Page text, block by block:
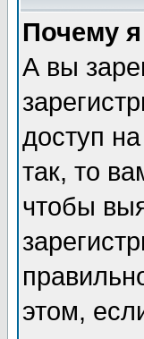
Почему
А вы
доступ
так, то
чтобы
этом,